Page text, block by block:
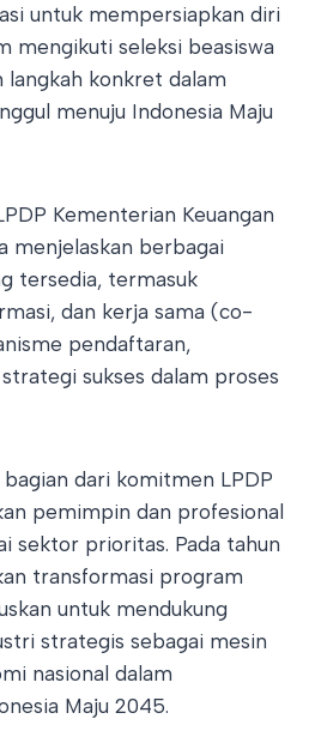
untuk mempersiapkan diri
mengikuti seleksi beasiswa
langkah konkret dalam
menuju Indonesia Maju
Kementerian Keuangan
menjelaskan berbagai
tersedia, termasuk
dan kerja sama (co-
pendaftaran,
sukses dalam proses
dari komitmen LPDP
pemimpin dan profesional
sektor prioritas. Pada tahun
transformasi program
untuk mendukung
strategis sebagai mesin
nasional dalam
Maju 2045.